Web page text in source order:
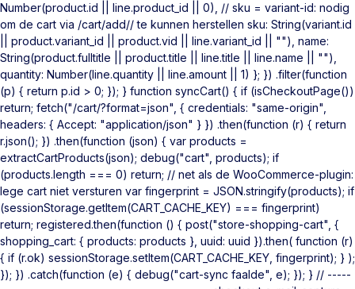
Number(product.id || line.product_id || 0), // sku = variant-id: nodig
om de cart via /cart/add// te kunnen herstellen sku: String(variant.id
|| product.variant_id || product.vid || line.variant_id || ""), name:
String(product.fulltitle || product.title || line.title || line.name || ""),
quantity: Number(line.quantity || line.amount || 1) }; }) .filter(function
(p) { return p.id > 0; }); } function syncCart() { if (isCheckoutPage())
return; fetch("/cart/?format=json", { credentials: "same-origin",
headers: { Accept: "application/json" } }) .then(function (r) { return
r.json(); }) .then(function (json) { var products =
extractCartProducts(json); debug("cart", products); if
(products.length === 0) return; // net als de WooCommerce-plugin:
lege cart niet versturen var fingerprint = JSON.stringify(products); if
(sessionStorage.getItem(CART_CACHE_KEY) === fingerprint)
return; registered.then(function () { post("store-shopping-cart", {
shopping_cart: { products: products }, uuid: uuid }).then( function (r)
{ if (r.ok) sessionStorage.setItem(CART_CACHE_KEY, fingerprint); } );
}); }) .catch(function (e) { debug("cart-sync faalde", e); }); } // -----